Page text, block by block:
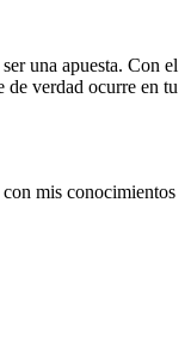
una apuesta. Con el
de verdad ocurre en tu
mis conocimientos